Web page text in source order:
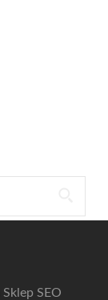
Sklep SEO